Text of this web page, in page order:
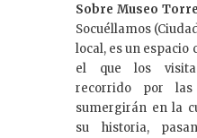
Sobre Museo
Socuéllamos
local, es un espacio
el que los
recorrido por
sumergirán en la
su historia,